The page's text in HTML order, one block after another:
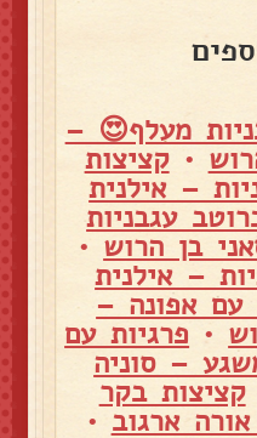
מעלף😍 –
•קציצות
– אילנית
עגבניות
בן הרוש •
– אילנית
עם אפונה –
• פרגיות עם
– סוניה
קציצות בקר
ארגוב •